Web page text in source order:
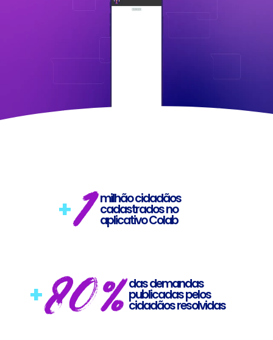
+1milhão cidadãos
cadastrados no
aplicativo Colab
+80%das demandas
publicadas pelos
cidadãos resolvidas